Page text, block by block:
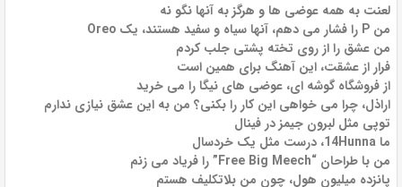
لعنت به همه عوضی ها و هرگز به آنها نگو نه
من P را فشار می دهم، آنها سیاه و سفید هستند، یک Oreo
من عشق را از روی تخته پشتی جلب کردم
فرار از عشقت، این آهنگ برای همین است
از فروشگاه گوشه ای، عوضی های نیگا را می خرید
اراذل، چرا می خواهی این کار را بکنی؟ من به این عشق نیازی ندارم
توپی مثل لبرون جیمز در فینال
ما 14Hunna، درست مثل یک خردسال
من با طراحان “Free Big Meech” را فریاد می زنم
پانزده میلیون هول، چون من بلاتکلیف هستم